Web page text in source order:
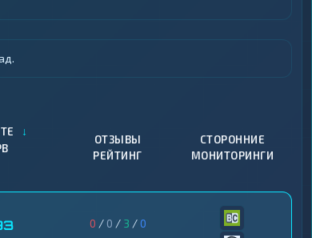
↓
ОТЗЫВЫ
РЕЙТИНГ
СТОРОННИЕ
МОНИТОРИНГИ
0 / 0 / 3 /0